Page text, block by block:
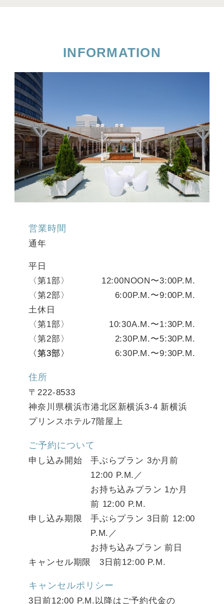
INFORMATION
営業時間
通年
平日
土休日
〈第1部〉
〈第1部〉
12:00NOON〜3:00P.M.
10:30A.M.〜1:30P.M.
〈第2部〉
〈第2部〉
6:00P.M.〜9:00P.M.
2:30P.M.〜5:30P.M.
〈第3部〉
〈第3部〉 6:30P.M.〜9:30P.M.
住所
〒222-8533
神奈川県横浜市港北区新横浜3-4 新横浜
プリンスホテル7階屋上
ご予約について
申し込み開始
手ぶらプラン 3か月前
12:00 P.M.／
お持ち込みプラン 1か月
前 12:00 P.M.
申し込み期限
手ぶらプラン 3⽇前 12:00
P.M.／
お持ち込みプラン 前日
キャンセル期限
3⽇前12:00 P.M.
キャンセルポリシー
3⽇前12:00 P.M.以降はご予約代金の